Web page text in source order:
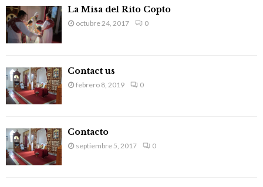
f
o
r
:
La Misa del Rito Copto
octubre 24, 2017 0
Contact us
febrero 8, 2019 0
Contacto
septiembre 5, 2017 0